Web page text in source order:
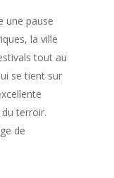
une pause
la ville
tout au
se tient sur
terroir.
de